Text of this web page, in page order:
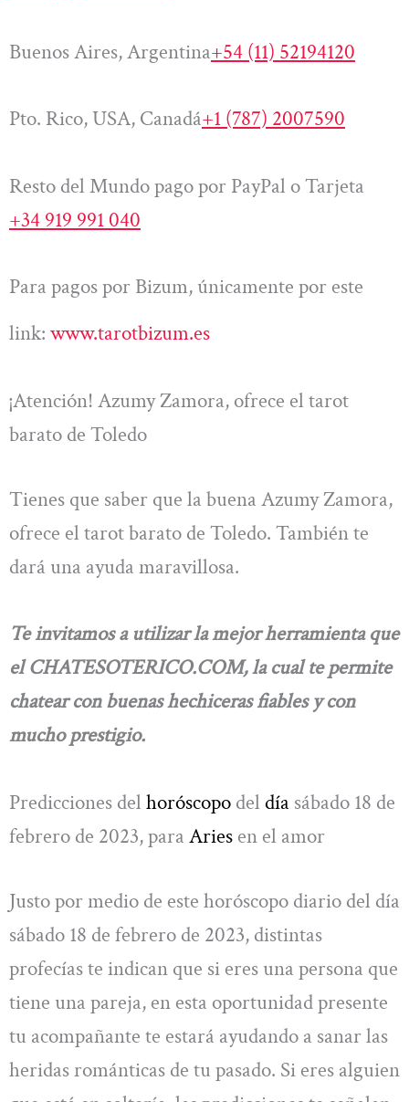
Buenos Aires, Argentina+54 (11) 52194120
Pto. Rico, USA, Canadá+1 (787) 2007590
Resto del Mundo pago por PayPal o Tarjeta
+34 919 991 040
Para pagos por Bizum, únicamente por este
link: www.tarotbizum.es
¡Atención! Azumy Zamora, ofrece el tarot
barato de Toledo
Tienes que saber que la buena Azumy Zamora,
ofrece el tarot barato de Toledo. También te
dará una ayuda maravillosa.
Te invitamos a utilizar la mejor herramienta que
el CHATESOTERICO.COM, la cual te permite
chatear con buenas hechiceras fiables y con
mucho prestigio.
Predicciones del horóscopo del día sábado 18 de
febrero de 2023, para Aries en el amor
Justo por medio de este horóscopo diario del día
sábado 18 de febrero de 2023, distintas
profecías te indican que si eres una persona que
tiene una pareja, en esta oportunidad presente
tu acompañante te estará ayudando a sanar las
heridas románticas de tu pasado. Si eres alguien